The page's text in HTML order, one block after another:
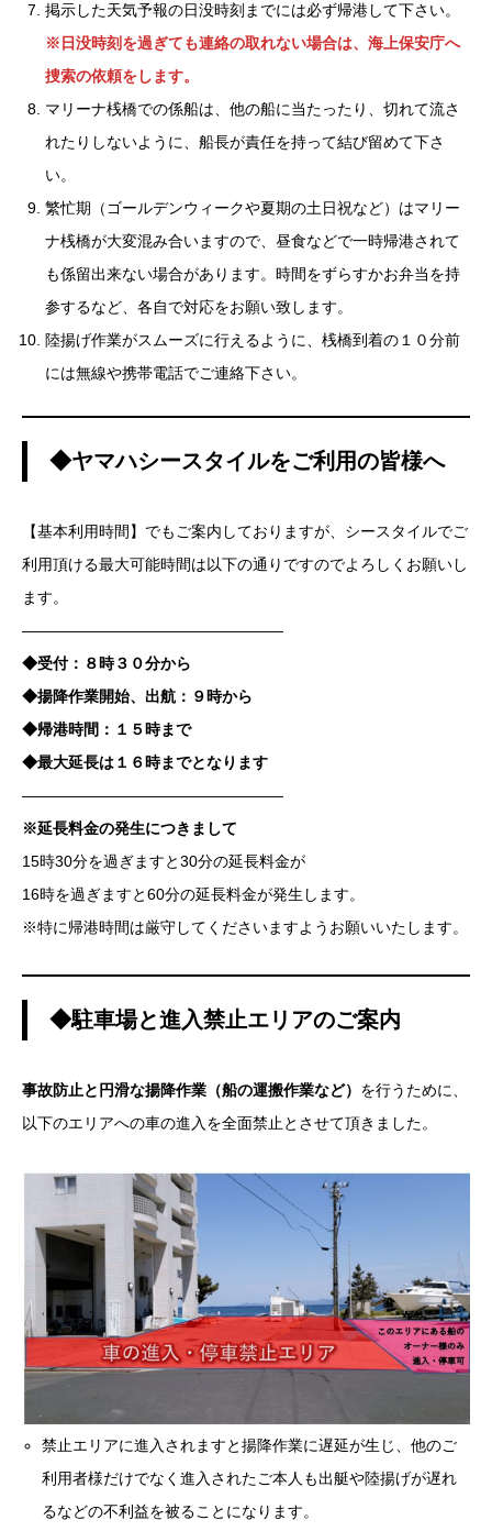
掲示した天気予報の日没時刻までには必ず帰港して下さい。
※日没時刻を過ぎても連絡の取れない場合は、海上保安庁へ
捜索の依頼をします。
マリーナ桟橋での係船は、他の船に当たったり、切れて流さ
れたりしないように、船長が責任を持って結び留めて下さ
い。
繁忙期（ゴールデンウィークや夏期の土日祝など）はマリー
ナ桟橋が大変混み合いますので、昼食などで一時帰港されて
も係留出来ない場合があります。時間をずらすかお弁当を持
参するなど、各自で対応をお願い致します。
陸揚げ作業がスムーズに行えるように、桟橋到着の１０分前
には無線や携帯電話でご連絡下さい。
◆ヤマハシースタイルをご利用の皆様へ
【基本利用時間】でもご案内しておりますが、シースタイルでご
利用頂ける最大可能時間は以下の通りですのでよろしくお願いし
ます。
—————————————————
◆受付：８時３０分から
◆揚降作業開始、出航：９時から
◆帰港時間：１５時まで
◆最大延長は１６時までとなります
—————————————————
※延長料金の発生につきまして
15時30分を過ぎますと30分の延長料金が
16時を過ぎますと60分の延長料金が発生します。
※特に帰港時間は厳守してくださいますようお願いいたします。
◆駐車場と進入禁止エリアのご案内
事故防止と円滑な揚降作業（船の運搬作業など） を行うために、
以下のエリアへの車の進入を全面禁止とさせて頂きました。
禁止エリアに進入されますと揚降作業に遅延が生じ、他のご
利用者様だけでなく進入されたご本人も出艇や陸揚げが遅れ
るなどの不利益を被ることになります。